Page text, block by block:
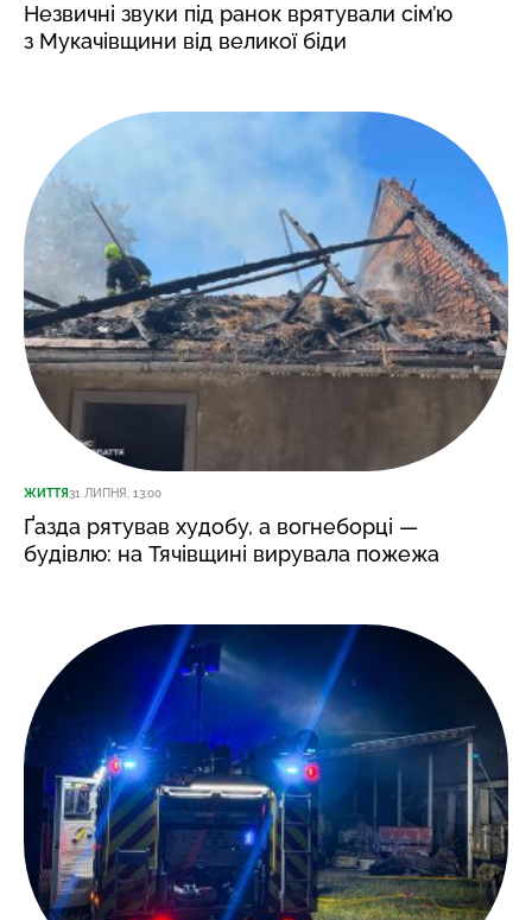
Незвичні звуки під ранок врятували сім’ю
з Мукачівщини від великої біди
ЖИТТЯ31 ЛИПНЯ, 13:00
Ґазда рятував худобу, а вогнеборці —
будівлю: на Тячівщині вирувала пожежа